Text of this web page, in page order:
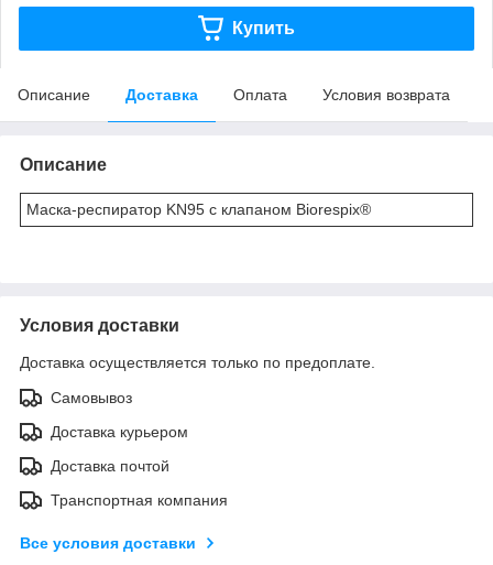
Купить
Описание Доставка Оплата Условия возврата
Описание
Маска-респиратор KN95 c клапаном Biorespix®
Условия доставки
Доставка осуществляется только по предоплате.
Самовывоз
Доставка курьером
Доставка почтой
Транспортная компания
Все условия доставки